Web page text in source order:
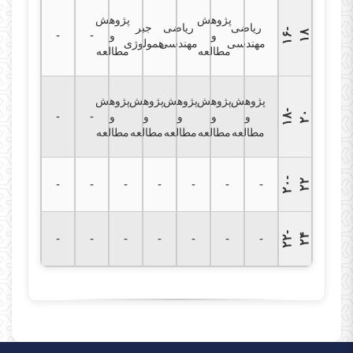
۱
۶
-
۱ ۸
ریاضی
مهندسی
پژوهش
و
مطالعه
ریاضی
مهندسی
جبر
همولوژی
پژوهش
و
مطالعه
-
-
۱
۸
-
۲ ۰
پژوهش
و
مطالعه
پژوهش
و
مطالعه
پژوهش
و
مطالعه
پژوهش
و
مطالعه
پژوهش
و
مطالعه
-
-
۲
۰
-
۲ ۲ -
-
-
-
-
-
-
۲
۲
-
۲ ۴ -
-
-
-
-
-
-